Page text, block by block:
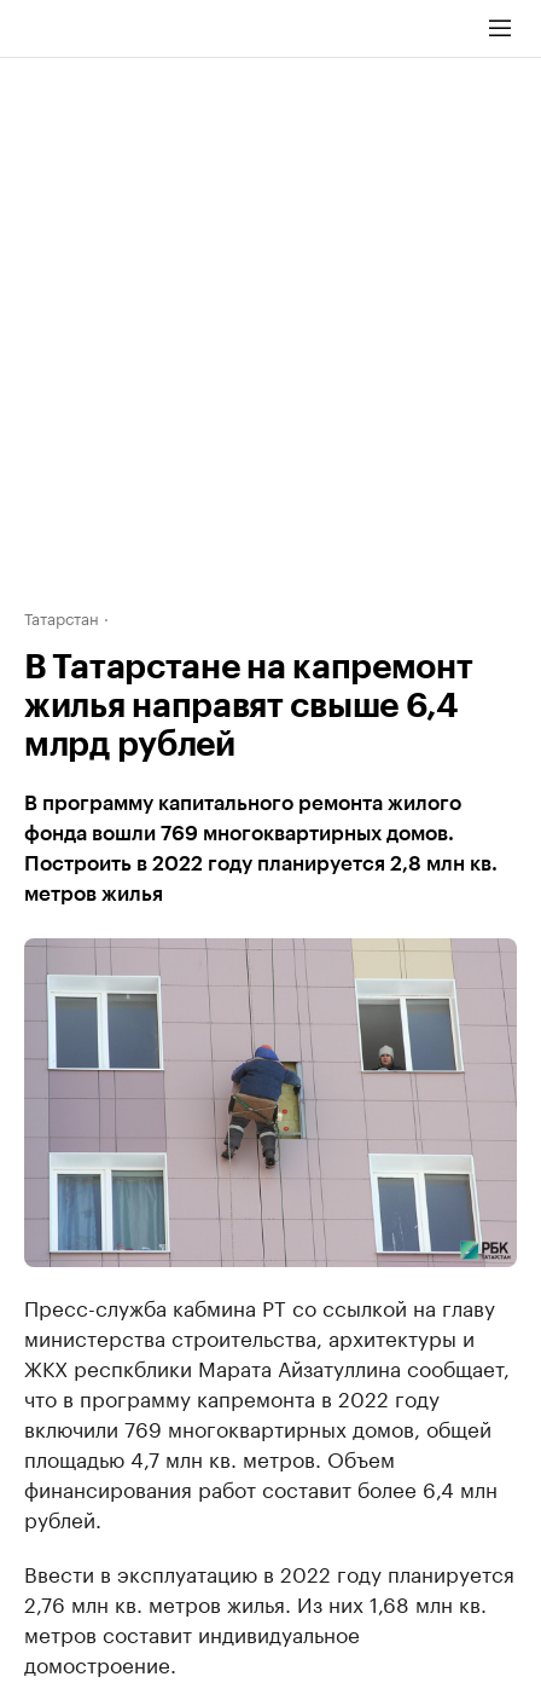
Татарстан
В Татарстане на капремонт
жилья направят свыше 6,4
млрд рублей
В программу капитального ремонта жилого
фонда вошли 769 многоквартирных домов.
Построить в 2022 году планируется 2,8 млн кв.
метров жилья
Пресс-служба кабмина РТ со ссылкой на главу
министерства строительства, архитектуры и
ЖКХ респкблики Марата Айзатуллина сообщает,
что в программу капремонта в 2022 году
включили 769 многоквартирных домов, общей
площадью 4,7 млн кв. метров. Объем
финансирования работ составит более 6,4 млн
рублей.
Ввести в эксплуатацию в 2022 году планируется
2,76 млн кв. метров жилья. Из них 1,68 млн кв.
метров составит индивидуальное
домостроение.